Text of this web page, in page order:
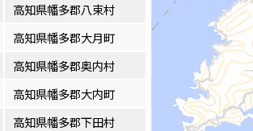
高知県幡多郡八束村
高知県幡多郡大月町
高知県幡多郡奥内村
高知県幡多郡大内町
高知県幡多郡下田村